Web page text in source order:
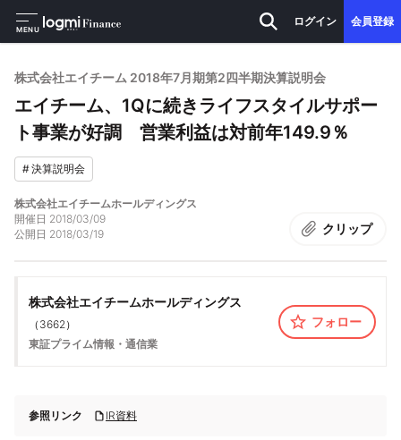
MENU
ログイン 会員登録
株式会社エイチーム 2018年7月期第2四半期決算説明会
エイチーム、1Qに続きライフスタイルサポー
ト事業が好調 営業利益は対前年149.9％
#決算説明会
株式会社エイチームホールディングス
開催日 2018/03/09
公開日 2018/03/19 クリップ
株式会社エイチームホールディングス
（ 3662）
東証プライム情報・通信業
フォロー
参照リンク IR資料